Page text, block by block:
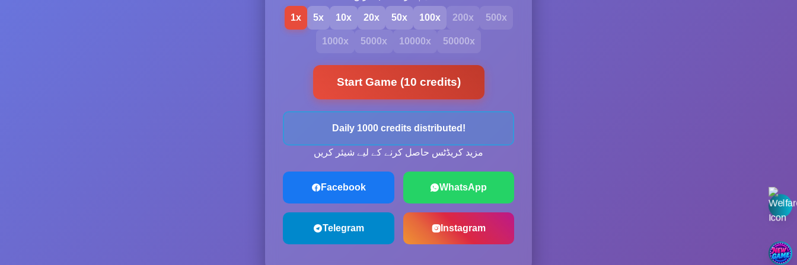
1x 5x 10x 20x 50x 100x 200x 500x
1000x 5000x 10000x 50000x
Start Game (10 credits)
Daily 1000 credits distributed!
مزید کریڈٹس حاصل کرنے کے لیے شیئر کریں
Facebook WhatsApp
Telegram Instagram